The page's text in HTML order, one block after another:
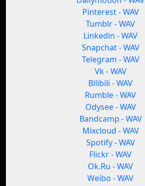
Pinterest - WAV
Tumblr - WAV
Linkedin - WAV
Snapchat - WAV
Telegram - WAV
Vk - WAV
Bilibili - WAV
Rumble - WAV
Odysee - WAV
Bandcamp - WAV
Mixcloud - WAV
Spotify - WAV
Flickr - WAV
Ok.Ru - WAV
Weibo - WAV